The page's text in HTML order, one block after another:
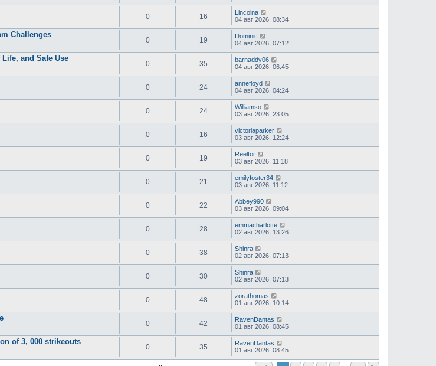
0 16
Lincolna
04 авг 2026, 08:34
Challenges
0 19
Dominic
04 авг 2026, 07:12
and Safe Use
0 35
barnaddy06
04 авг 2026, 06:45
0 24
annefloyd
04 авг 2026, 04:24
0 24
Williamso
03 авг 2026, 23:05
0 16
victoriaparker
03 авг 2026, 12:24
0 19
Reeltor
03 авг 2026, 11:18
0 21
emilyfoster34
03 авг 2026, 11:12
0 22
Abbey990
03 авг 2026, 09:04
0 28
emmacharlotte
02 авг 2026, 13:26
0 38
Shinra
02 авг 2026, 07:13
0 30
Shinra
02 авг 2026, 07:13
0 48
zorathomas
01 авг 2026, 10:14
0 42
RavenDantas
01 авг 2026, 08:45
of 3, 000 strikeouts
0 35
RavenDantas
01 авг 2026, 08:45